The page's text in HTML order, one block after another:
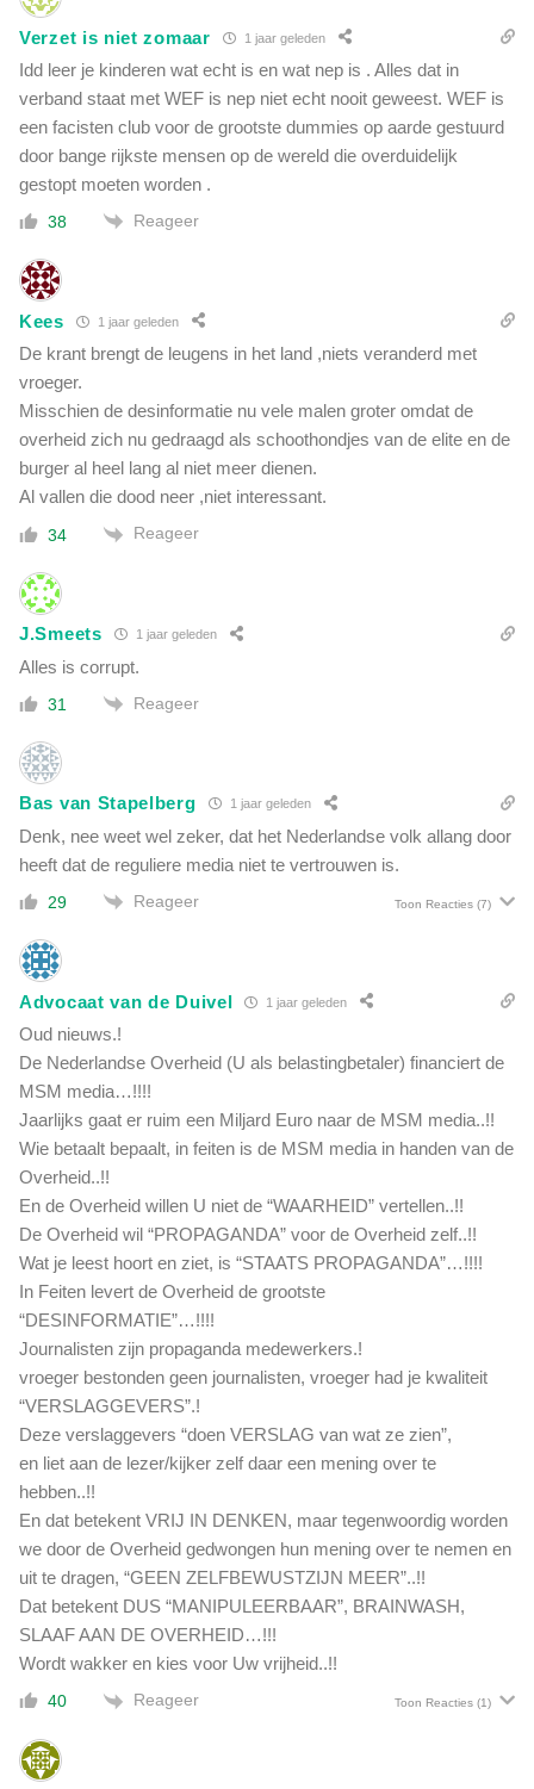
Verzet is niet zomaar 1 jaar geleden
Idd leer je kinderen wat echt is en wat nep is . Alles dat in
verband staat met WEF is nep niet echt nooit geweest. WEF is
een facisten club voor de grootste dummies op aarde gestuurd
door bange rijkste mensen op de wereld die overduidelijk
gestopt moeten worden .
38 Reageer
Kees 1 jaar geleden
De krant brengt de leugens in het land ,niets veranderd met
vroeger.
Misschien de desinformatie nu vele malen groter omdat de
overheid zich nu gedraagd als schoothondjes van de elite en de
burger al heel lang al niet meer dienen.
Al vallen die dood neer ,niet interessant.
34 Reageer
J.Smeets 1 jaar geleden
Alles is corrupt.
31 Reageer
Bas van Stapelberg 1 jaar geleden
Denk, nee weet wel zeker, dat het Nederlandse volk allang door
heeft dat de reguliere media niet te vertrouwen is.
29 Reageer Toon Reacties (7)
Advocaat van de Duivel 1 jaar geleden
Oud nieuws.!
De Nederlandse Overheid (U als belastingbetaler) financiert de
MSM media…!!!!
Jaarlijks gaat er ruim een Miljard Euro naar de MSM media..!!
Wie betaalt bepaalt, in feiten is de MSM media in handen van de
Overheid..!!
En de Overheid willen U niet de “WAARHEID” vertellen..!!
De Overheid wil “PROPAGANDA” voor de Overheid zelf..!!
Wat je leest hoort en ziet, is “STAATS PROPAGANDA”…!!!!
In Feiten levert de Overheid de grootste
“DESINFORMATIE”…!!!!
Journalisten zijn propaganda medewerkers.!
vroeger bestonden geen journalisten, vroeger had je kwaliteit
“VERSLAGGEVERS”.!
Deze verslaggevers “doen VERSLAG van wat ze zien”,
en liet aan de lezer/kijker zelf daar een mening over te
hebben..!!
En dat betekent VRIJ IN DENKEN, maar tegenwoordig worden
we door de Overheid gedwongen hun mening over te nemen en
uit te dragen, “GEEN ZELFBEWUSTZIJN MEER”..!!
Dat betekent DUS “MANIPULEERBAAR”, BRAINWASH,
SLAAF AAN DE OVERHEID…!!!
Wordt wakker en kies voor Uw vrijheid..!!
40 Reageer Toon Reacties (1)